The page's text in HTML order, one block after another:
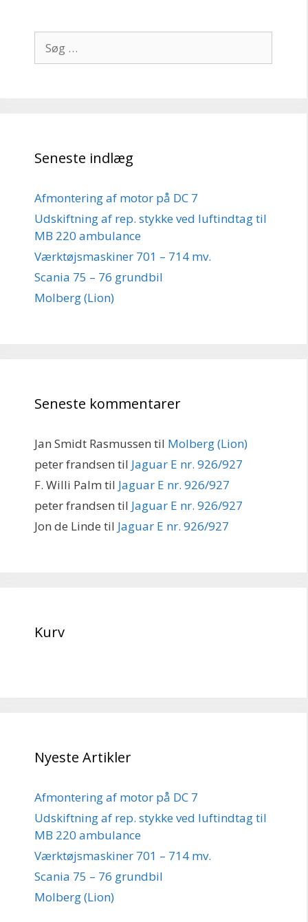
efter:
Seneste indlæg
Afmontering af motor på DC 7
Udskiftning af rep. stykke ved luftindtag til
MB 220 ambulance
Værktøjsmaskiner 701 – 714 mv.
Scania 75 – 76 grundbil
Molberg (Lion)
Seneste kommentarer
Jan Smidt Rasmussen til Molberg (Lion)
peter frandsen til Jaguar E nr. 926/927
F. Willi Palm til Jaguar E nr. 926/927
peter frandsen til Jaguar E nr. 926/927
Jon de Linde til Jaguar E nr. 926/927
Kurv
Nyeste Artikler
Afmontering af motor på DC 7
Udskiftning af rep. stykke ved luftindtag til
MB 220 ambulance
Værktøjsmaskiner 701 – 714 mv.
Scania 75 – 76 grundbil
Molberg (Lion)